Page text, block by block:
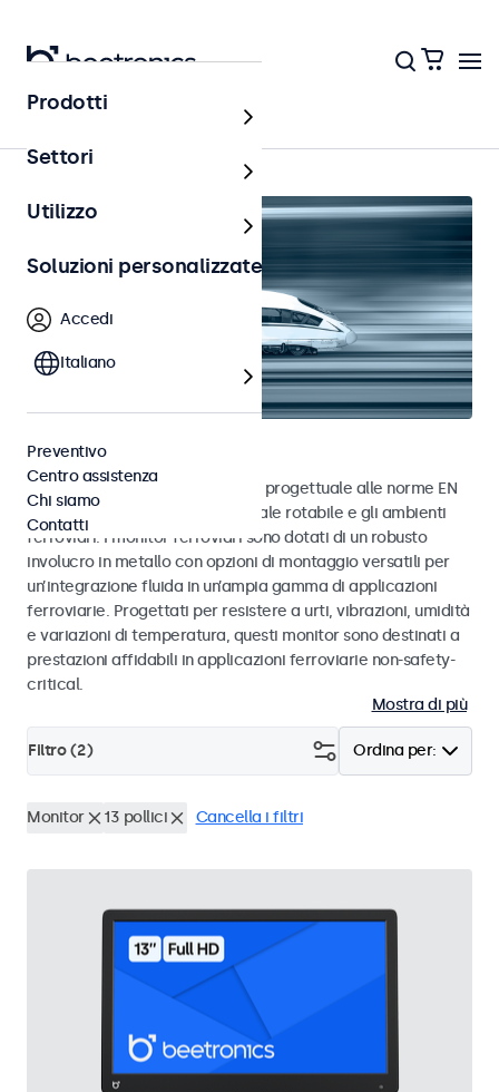
Home
Monitor ferroviari
Monitor sviluppati in conformità progettuale alle norme EN
50155 e EN 45545-2 per il materiale rotabile e gli ambienti
ferroviari. I monitor ferroviari sono dotati di un robusto
involucro in metallo con opzioni di montaggio versatili per
un’integrazione fluida in un’ampia gamma di applicazioni
ferroviarie. Progettati per resistere a urti, vibrazioni, umidità
e variazioni di temperatura, questi monitor sono destinati a
prestazioni affidabili in applicazioni ferroviarie non-safety-
critical.
Mostra di più
Ordina per:
Filtro (2)
Monitor 13 pollici Cancella i filtri
Prodotti
Settori
Utilizzo
Soluzioni personalizzate
Accedi
Italiano
Preventivo
Centro assistenza
Chi siamo
Contatti